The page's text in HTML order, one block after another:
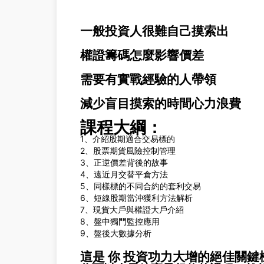
一般投資人很難自己摸索出
權證籌碼怎麼影響價差
需要有實戰經驗的人帶領
減少盲目摸索的時間心力浪費
課程大綱：
1、介紹股期適合交易標的
2、股票期貨風險控制管理
3、正逆價差背後的故事
4、遠近月交替平倉方法
5、同樣標的不同合約的套利交易
6、短線股期當沖獲利方法解析
7、現貨大戶與權證大戶介紹
8、盤中獨門監控應用
9、盤後大數據分析
這是 你 投資功力大增的絕佳關鍵